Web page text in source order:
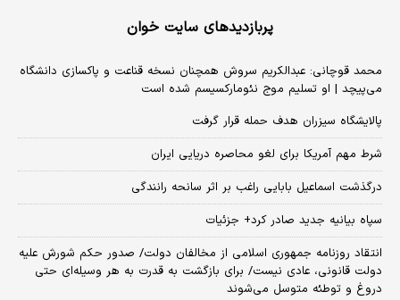
پربازدیدهای سایت خوان
محمد قوچانی: عبدالکریم سروش همچنان نسخه قناعت و پاکسازی دانشگاه
می‌پیچد | او تسلیم موج نئومارکسیسم شده است
پالایشگاه سیزران هدف حمله قرار گرفت
شرط مهم آمریکا برای لغو محاصره دریایی ایران
درگذشت اسماعیل بابایی راغب بر اثر سانحه رانندگی
سپاه بیانیه جدید صادر کرد+ جزئیات
انتقاد روزنامه جمهوری اسلامی از مخالفان دولت/ صدور حکم شورش علیه
دولت قانونی، عادی نیست/ برای بازگشت به قدرت به هر وسیله‌ای حتی
دروغ و توطئه متوسل می‌شوند